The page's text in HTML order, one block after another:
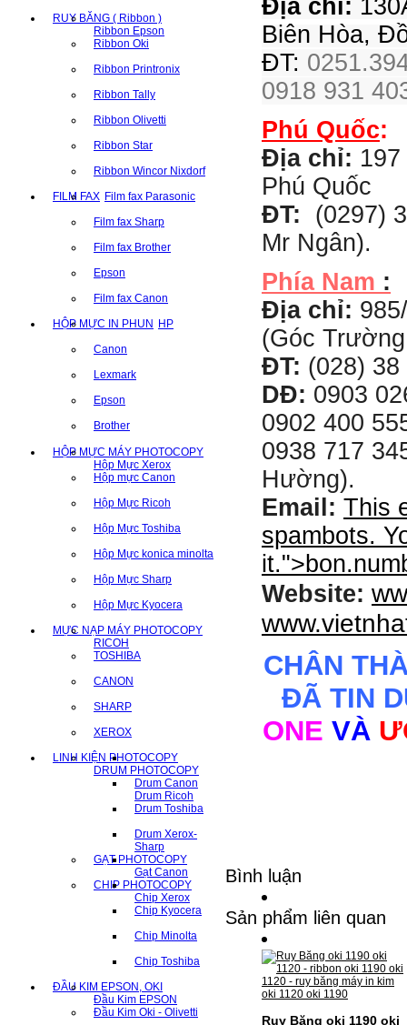
RUY BĂNG ( Ribbon )
Ribbon Epson
Ribbon Oki
Ribbon Printronix
Ribbon Tally
Ribbon Olivetti
Ribbon Star
Ribbon Wincor Nixdorf
FILM FAX Film fax Parasonic
Film fax Sharp
Film fax Brother
Epson
Film fax Canon
HỘP MỰC IN PHUN HP
Canon
Lexmark
Epson
Brother
HỘP MỰC MÁY PHOTOCOPY
Hộp Mực Xerox
Hộp mực Canon
Hộp Mực Ricoh
Hộp Mực Toshiba
Hộp Mực konica minolta
Hộp Mực Sharp
Hộp Mực Kyocera
MỰC NẠP MÁY PHOTOCOPY
RICOH
TOSHIBA
CANON
SHARP
XEROX
LINH KIỆN PHOTOCOPY
DRUM PHOTOCOPY
Drum Canon
Drum Ricoh
Drum Toshiba
Drum Xerox-
Sharp
GẠT PHOTOCOPY
Gạt Canon
CHIP PHOTOCOPY
Chip Xerox
Chip Kyocera
Chip Minolta
Chip Toshiba
ĐẦU KIM EPSON, OKI
Đầu Kim EPSON
Đầu Kim Oki - Olivetti
Địa chỉ:
Biên Hòa,
ĐT:
0918 931
Phú Quốc:
Địa chỉ:
Phú Quốc
ĐT:
(0297)
Mr Ngân).
Phía Nam :
Địa chỉ:
(Góc
ĐT: (028)
DĐ: 0903
0902 400
0938 717
Hường).
Email: This
spambots.
it.">
Website:
CHÂN
ĐÃ TIN
ONE VÀ
Bình luận
Sản phẩm liên quan
Ruy Băng oki 1190 oki